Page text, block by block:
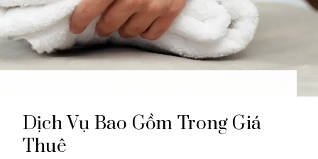
Dịch Vụ Bao Gồm Trong Giá
Thuê